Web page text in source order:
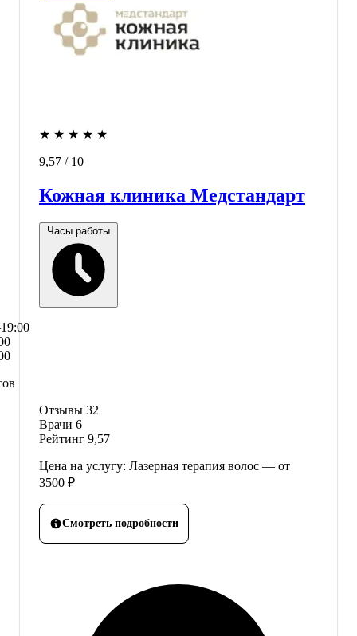
★ ★ ★ ★ ★
9,57 / 10
Кожная клиника Медстандарт
Часы работы
Отзывы 32
Врачи 6
Рейтинг 9,57
Цена на услугу: Лазерная терапия волос — от
3500 ₽
Смотреть подробности